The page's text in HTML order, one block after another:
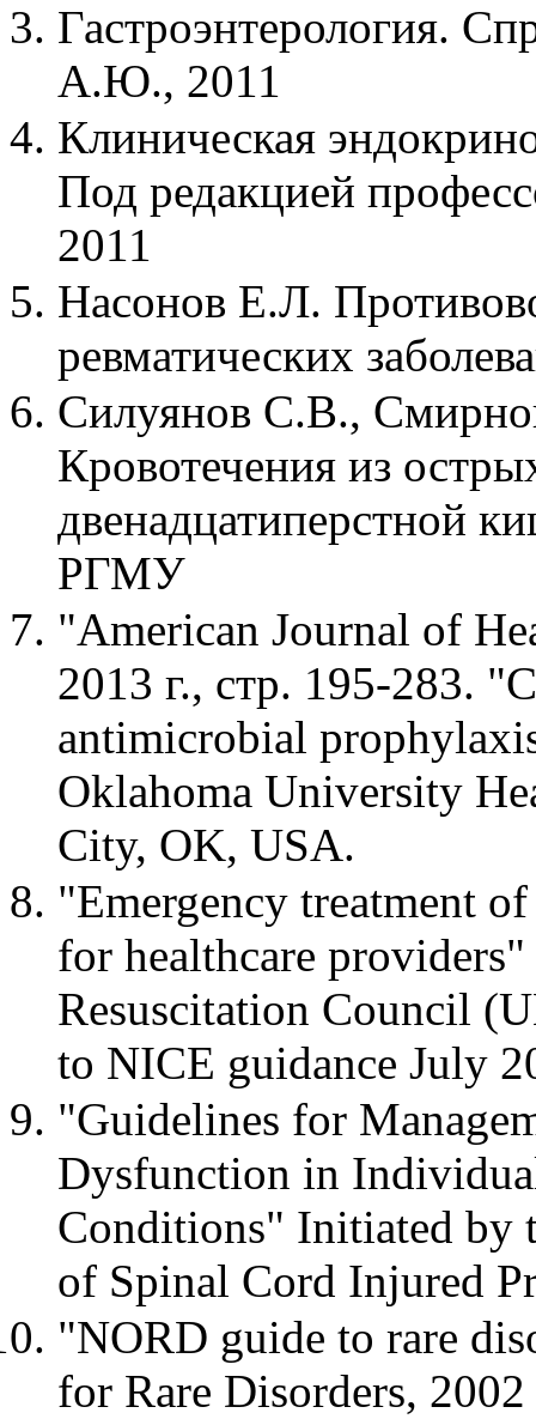
Гастроэнтерология.
А.Ю., 2011
Клиническая
Под редакцией
2011
Насонов Е.Л.
ревматических
Силуянов С.В.,
Кровотечения из
двенадцатиперстной
РГМУ
"American Journal of
2013 г., стр. 195-283.
antimicrobial
Oklahoma University
City, OK, USA.
"Emergency treatment
for healthcare
Resuscitation Council
to NICE guidance July
"Guidelines for
Dysfunction in
Conditions" Initiated by
of Spinal Cord Injured
"NORD guide to rare
for Rare Disorders, 2002